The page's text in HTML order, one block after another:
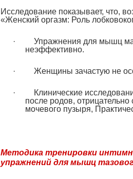
Исследование показывает, что,
«Женский оргазм: Роль
·
Упражнения для мышц
неэффективно.
· Женщины зачастую не
·
Клинические
после родов,
мочевого пузыря,
Методика тренировки
упражнений для мышц